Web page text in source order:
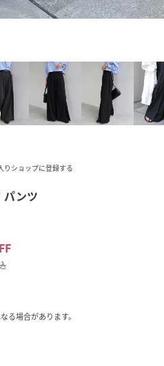
りショップに登録する
パンツ
る場合があります。